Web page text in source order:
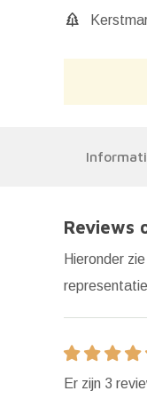
Reviews
Hieronder
Er zijn 3